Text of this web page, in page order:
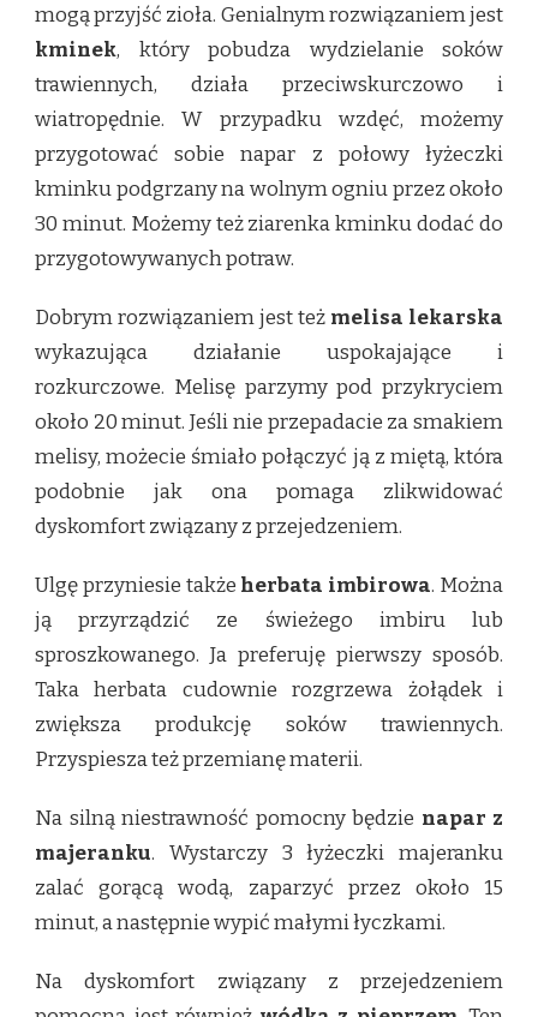
mogą przyjść zioła. Genialnym rozwiązaniem jest
kminek, który pobudza wydzielanie soków
trawiennych, działa przeciwskurczowo i
wiatropędnie. W przypadku wzdęć, możemy
przygotować sobie napar z połowy łyżeczki
kminku podgrzany na wolnym ogniu przez około
30 minut. Możemy też ziarenka kminku dodać do
przygotowywanych potraw.
Dobrym rozwiązaniem jest też melisa lekarska
wykazująca działanie uspokajające i
rozkurczowe. Melisę parzymy pod przykryciem
około 20 minut. Jeśli nie przepadacie za smakiem
melisy, możecie śmiało połączyć ją z miętą, która
podobnie jak ona pomaga zlikwidować
dyskomfort związany z przejedzeniem.
Ulgę przyniesie także herbata imbirowa. Można
ją przyrządzić ze świeżego imbiru lub
sproszkowanego. Ja preferuję pierwszy sposób.
Taka herbata cudownie rozgrzewa żołądek i
zwiększa produkcję soków trawiennych.
Przyspiesza też przemianę materii.
Na silną niestrawność pomocny będzie napar z
majeranku. Wystarczy 3 łyżeczki majeranku
zalać gorącą wodą, zaparzyć przez około 15
minut, a następnie wypić małymi łyczkami.
Na dyskomfort związany z przejedzeniem